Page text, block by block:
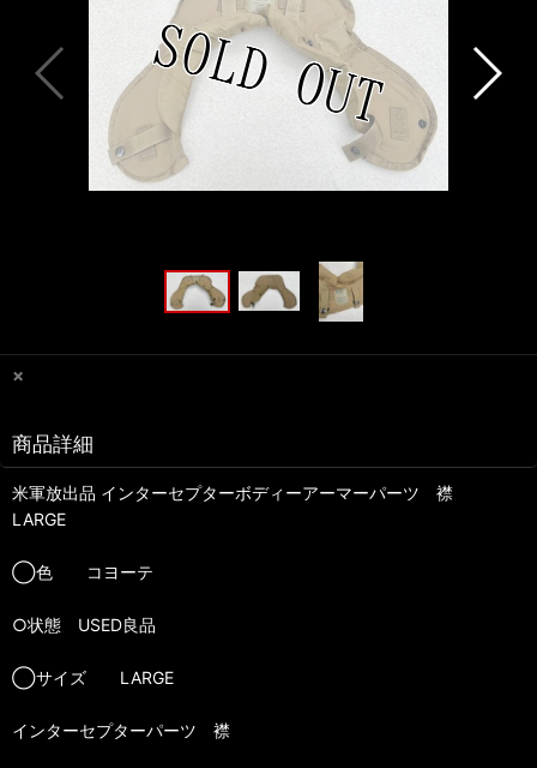
×
商品詳細
米軍放出品 インターセプターボディーアーマーパーツ 襟
LARGE
◯色 コヨーテ
○状態 USED良品
◯サイズ LARGE
インターセプターパーツ 襟